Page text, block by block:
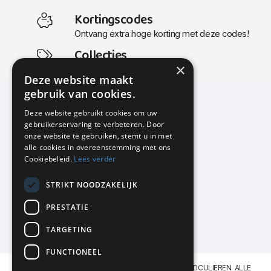
Kortingscodes
Ontvang extra hoge korting met deze codes!
Collecties
Actuele en populaire collecties
KMP Kantoormeubilair
Airport Business Park
Frankfurtstraat 29-31
1175 RH Lijnden
020-617 01 26
info@kmpkantoormeubilair.nl
Facebook
Instagram
KMP Kantoormeubilair levert aan BEDRIJVEN en PARTICULIEREN. ALLE
×
Deze website maakt
gebruik van cookies.
Deze website gebruikt cookies om uw
gebruikerservaring te verbeteren. Door
onze website te gebruiken, stemt u in met
alle cookies in overeenstemming met ons
Cookiebeleid. Lees verder
STRIKT NOODZAKELIJK
PRESTATIE
TARGETING
FUNCTIONEEL